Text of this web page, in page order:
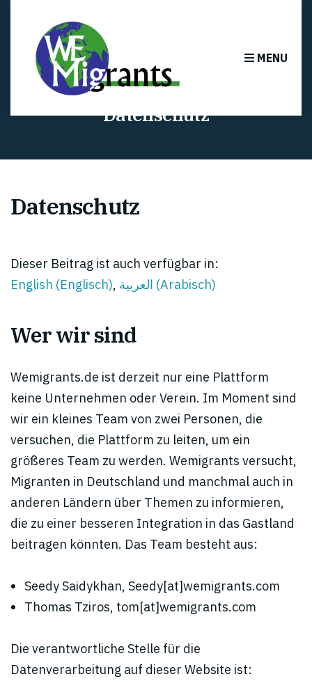
MENU
Datenschutz
Datenschutz
Dieser Beitrag ist auch verfügbar in:
English (Englisch) العربية (Arabisch)
Wer wir sind
Wemigrants.de ist derzeit nur eine Plattform
keine Unternehmen oder Verein. Im Moment sind
wir ein kleines Team von zwei Personen, die
versuchen, die Plattform zu leiten, um ein
größeres Team zu werden. Wemigrants versucht,
Migranten in Deutschland und manchmal auch in
anderen Ländern über Themen zu informieren,
die zu einer besseren Integration in das Gastland
beitragen könnten. Das Team besteht aus:
Seedy Saidykhan, Seedy[at]wemigrants.com
Thomas Tziros, tom[at]wemigrants.com
Die verantwortliche Stelle für die
Datenverarbeitung auf dieser Website ist: